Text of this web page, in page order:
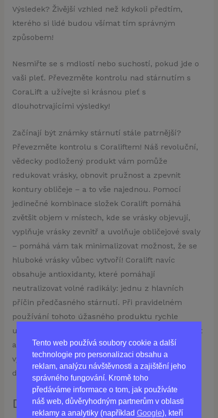
Tento web používá soubory cookie a další
technologie pro personalizaci obsahu a
reklam, analýzu návštěvnosti a zajištění jeho
správného fungování. Kromě toho
předáváme informace o tom, jak používáte
náš web, důvěryhodným partnerům v oblasti
reklamy a analytiky (například Google), kteří
Výsledek? Živější vzhled než kdykoli předtím,
kterého si lidé budou všímat tím správným
způsobem!
Nesmiřte se s mdlostí nebo suchostí, pokud jde o
vaši pleť. Převezměte kontrolu nad stárnutím s
CoraLift a užívejte si krásnou pleť s
dlouhotrvajícími výsledky!
Začínají být známky stárnutí stále patrnější?
Převezměte kontrolu s Coraliftem! Náš revoluční,
vědecky podložený produkt vám pomůže
redukovat vrásky, obnovit pružnost a zpevnit
kontury obličeje – a to vše najednou. Pomocí
jedinečné kombinace složek Coralift pomáhá
zvětšit objem v místech, kde se vrásky objevují,
vyplňuje vrásky zevnitř a uvolňuje obličejové svaly
– pomáhá vám tak minimalizovat možnost, že se
hluboké vrásky vůbec vytvoří! Coralift navíc
obsahuje antioxidanty, které pomáhají
neutralizovat volné radikály: jednu z hlavních
příčin předčasného stárnutí. Při pravidelném
používání tohoto úžasného produktu rychle
uvidíte vyhlazení výrazových vrásek kolem očí, úst
a čela. Nepropásněte tedy tuto skvělou příležitost
vypadat déle mladší – investujte do Coralift ještě
dnes!
Dosáhněte dokonalé pleti, o